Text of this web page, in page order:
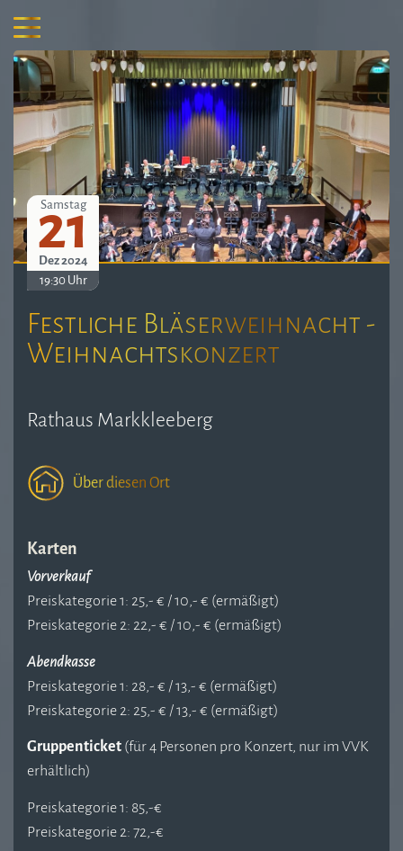
Samstag
21
Dez 2024
19:30 Uhr
Festliche Bläserweihnacht -
Weihnachtskonzert
Rathaus Markkleeberg
Über diesen Ort
Karten
Vorverkauf
Preiskategorie 1: 25,- € / 10,- € (ermäßigt)
Preiskategorie 2: 22,- € / 10,- € (ermäßigt)
Abendkasse
Preiskategorie 1: 28,- € / 13,- € (ermäßigt)
Preiskategorie 2: 25,- € / 13,- € (ermäßigt)
Gruppenticket (für 4 Personen pro Konzert, nur im VVK
erhältlich)
Preiskategorie 1: 85,-€
Preiskategorie 2: 72,-€